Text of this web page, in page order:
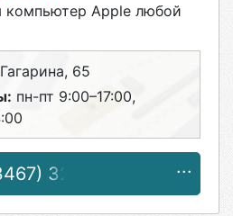
Apple любой
65
пн-пт 9:00–17:00,
32-51-25